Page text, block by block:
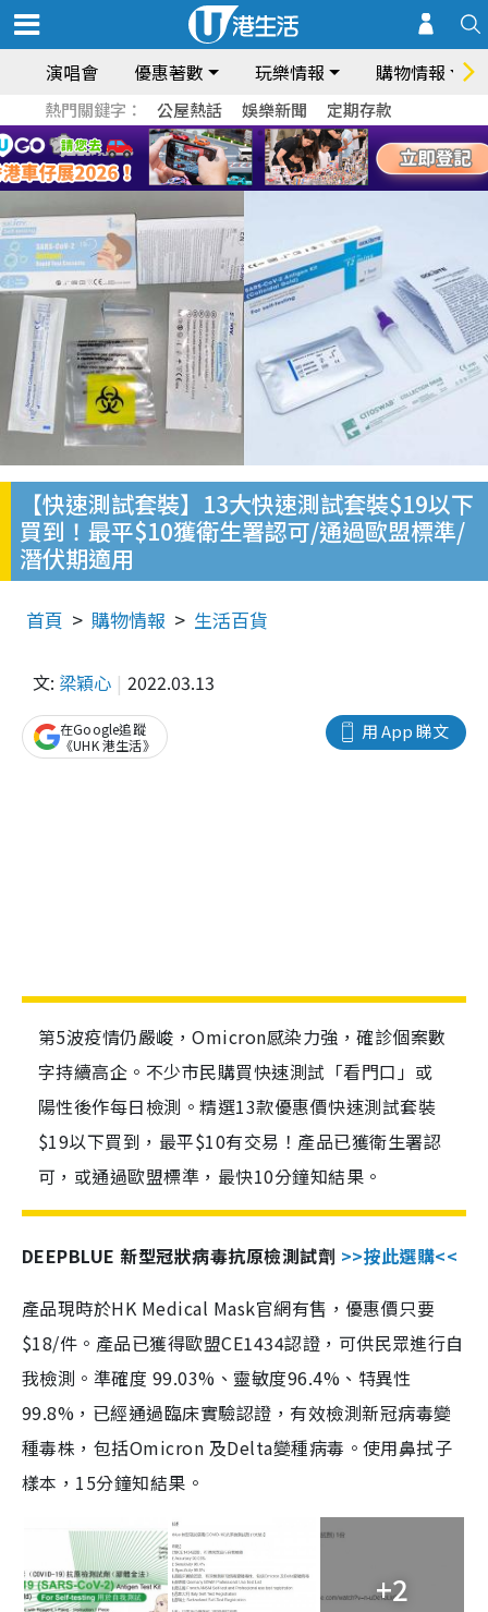
演唱會 優惠著數 玩樂情報 購物情報
熱門關鍵字： 公屋熱話 娛樂新聞 定期存款
【快速測試套裝】13大快速測試套裝$19以下
買到！最平$10獲衛生署認可/通過歐盟標準/
潛伏期適用
首頁 購物情報 生活百貨
文: 梁穎心 2022.03.13
用 App 睇文
在Google追蹤
《UHK 港生活》
第5波疫情仍嚴峻，Omicron感染力強，確診個案數
字持續高企。不少市民購買快速測試「看門口」或
陽性後作每日檢測。精選13款優惠價快速測試套裝
$19以下買到，最平$10有交易！產品已獲衛生署認
可，或通過歐盟標準，最快10分鐘知結果。
DEEPBLUE 新型冠狀病毒抗原檢測試劑 >>按此選購<<
產品現時於HK Medical Mask官網有售，優惠價只要
$18/件。產品已獲得歐盟CE1434認證，可供民眾進行自
我檢測。準確度 99.03%、靈敏度96.4%、特異性
99.8%，已經通過臨床實驗認證，有效檢測新冠病毒變
種毒株，包括Omicron 及Delta變種病毒。使用鼻拭子
樣本，15分鐘知結果。
+2